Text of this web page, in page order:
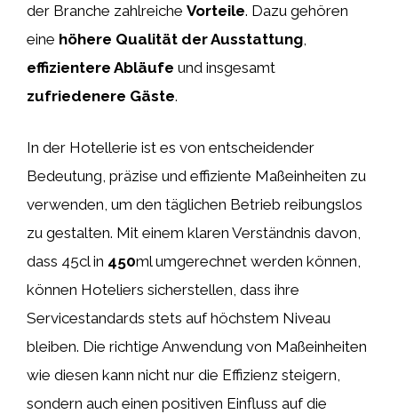
der Branche zahlreiche Vorteile. Dazu gehören
eine höhere Qualität der Ausstattung,
effizientere Abläufe und insgesamt
zufriedenere Gäste.
In der Hotellerie ist es von entscheidender
Bedeutung, präzise und effiziente Maßeinheiten zu
verwenden, um den täglichen Betrieb reibungslos
zu gestalten. Mit einem klaren Verständnis davon,
dass 45cl in 450ml umgerechnet werden können,
können Hoteliers sicherstellen, dass ihre
Servicestandards stets auf höchstem Niveau
bleiben. Die richtige Anwendung von Maßeinheiten
wie diesen kann nicht nur die Effizienz steigern,
sondern auch einen positiven Einfluss auf die